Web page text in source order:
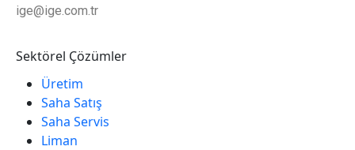
ige@ige.com.tr
Sektörel Çözümler
Üretim
Saha Satış
Saha Servis
Liman